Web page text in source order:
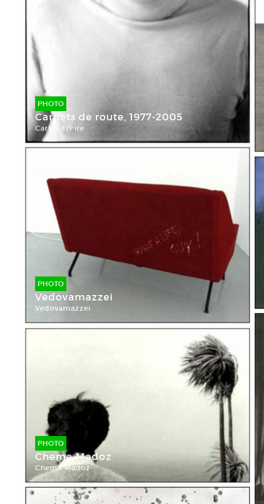
PHOTO
Carnets de route, 1977-2005
Carlos Freire
PHOTO
Vedovamazzei
Vedovamazzei
PHOTO
Chema Madoz
Chema Madoz